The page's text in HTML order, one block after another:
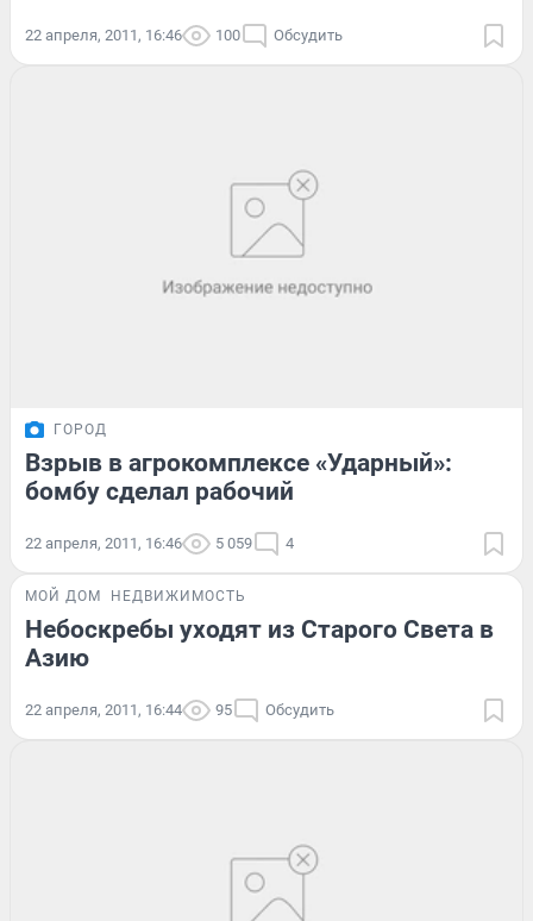
22 апреля, 2011, 16:46 100 Обсудить
ГОРОД
Взрыв в агрокомплексе «Ударный»:
бомбу сделал рабочий
22 апреля, 2011, 16:46 5 059 4
МОЙ ДОМ НЕДВИЖИМОСТЬ
Небоскребы уходят из Старого Света в
Азию
22 апреля, 2011, 16:44 95 Обсудить